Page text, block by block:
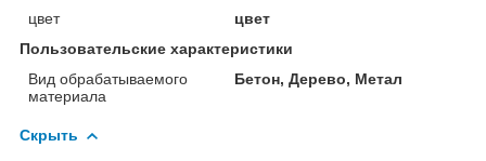
цвет
цвет
Пользовательские характеристики
Вид обрабатываемого
материала
Бетон, Дерево, Метал
Скрыть